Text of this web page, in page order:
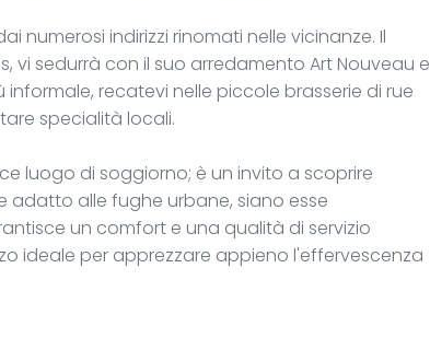
numerosi indirizzi rinomati nelle vicinanze. Il
vi sedurrà con il suo arredamento Art Nouveau e
recatevi nelle piccole brasserie di rue
specialità locali.
luogo di soggiorno; è un invito a scoprire
adatto alle fughe urbane, siano esse
un comfort e una qualità di servizio
ideale per apprezzare appieno l'effervescenza